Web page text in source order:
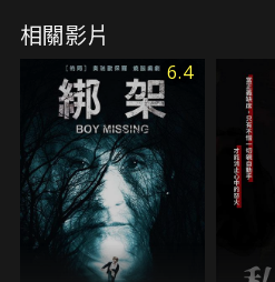
相關影片
6.4